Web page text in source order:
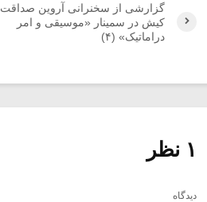
گزارشی از سخنرانی آروین صداقت
کیش در سمینار «موسیقی و امر
دراماتیک» (۴)
۱ نظر
دیدگاه